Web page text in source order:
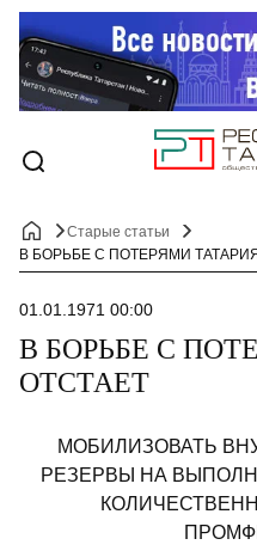
Старые статьи
В БОРЬБЕ С ПОТЕРЯМИ
01.01.1971 00:00
В БОРЬБЕ С
ОТСТАЕТ
МОБИЛИЗОВАТЬ
РЕЗЕРВЫ НА